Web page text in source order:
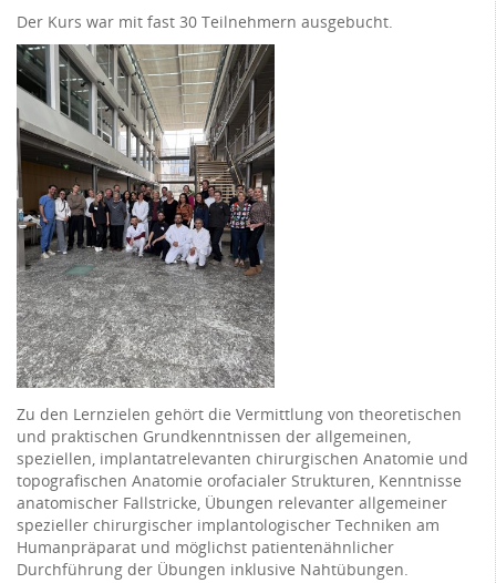
Der Kurs war mit fast 30 Teilnehmern ausgebucht.
Zu den Lernzielen gehört die Vermittlung von theoretischen
und praktischen Grundkenntnissen der allgemeinen,
speziellen, implantatrelevanten chirurgischen Anatomie und
topografischen Anatomie orofacialer Strukturen, Kenntnisse
anatomischer Fallstricke, Übungen relevanter allgemeiner
spezieller chirurgischer implantologischer Techniken am
Humanpräparat und möglichst patientenähnlicher
Durchführung der Übungen inklusive Nahtübungen.